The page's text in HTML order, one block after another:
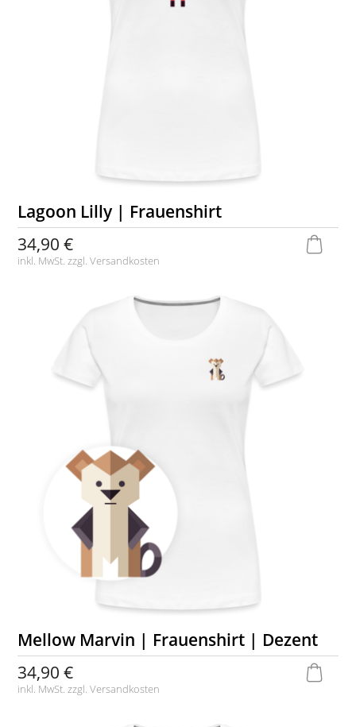
Lagoon Lilly | Frauenshirt
34,90 €
inkl. MwSt. zzgl.Versandkosten
Mellow Marvin | Frauenshirt | Dezent
34,90 €
inkl. MwSt. zzgl.Versandkosten